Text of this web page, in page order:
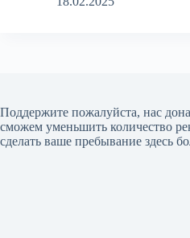
Поддержите пожалуйста, нас
сможем уменьшить количество
сделать ваше пребывание здесь